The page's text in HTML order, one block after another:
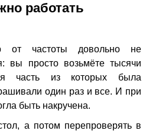
работать
от частоты довольно не
вы просто возьмёте тысячи
часть из которых была
один раз и все. И при
быть накручена.
а потом перепроверять в